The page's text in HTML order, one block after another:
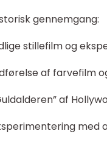
gennemgang:
stillefilm og
af farvefilm
af
med